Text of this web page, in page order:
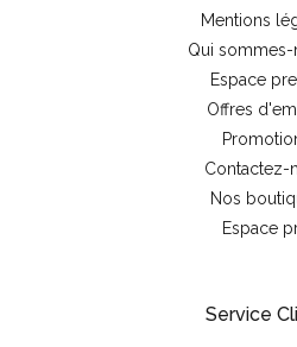
Mentions
Qui sommes-
Espace
Offres
Contactez-
Nos
Espace
Service